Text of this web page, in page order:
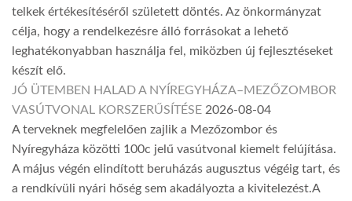
telkek értékesítéséről született döntés. Az önkormányzat
célja, hogy a rendelkezésre álló forrásokat a lehető
leghatékonyabban használja fel, miközben új fejlesztéseket
készít elő.
JÓ ÜTEMBEN HALAD A NYÍREGYHÁZA–MEZŐZOMBOR
VASÚTVONAL KORSZERŰSÍTÉSE 2026-08-04
A terveknek megfelelően zajlik a Mezőzombor és
Nyíregyháza közötti 100c jelű vasútvonal kiemelt felújítása.
A május végén elindított beruházás augusztus végéig tart, és
a rendkívüli nyári hőség sem akadályozta a kivitelezést.A